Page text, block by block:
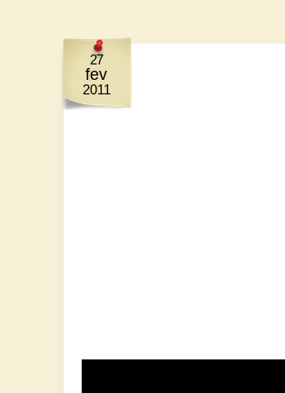
27
fev
2011